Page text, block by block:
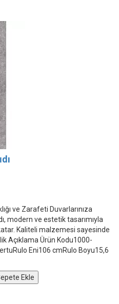
ve Zarafeti Duvarlarınıza
modern ve estetik tasarımıyla
Kaliteli malzemesi sayesinde
Açıklama Ürün Kodu1000-
Eni106 cmRulo Boyu15,6
Ekle